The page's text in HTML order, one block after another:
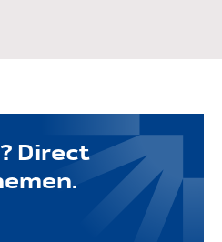
Direct